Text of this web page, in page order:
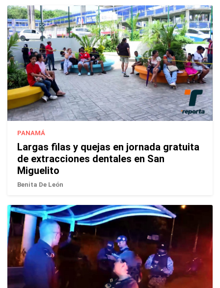
PANAMÁ
Largas filas y quejas en jornada gratuita
de extracciones dentales en San
Miguelito
Benita De León